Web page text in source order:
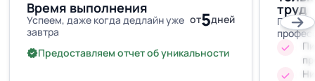
Время выполнения
Успеем, даже когда дедлайн уже
завтра
от5дней
Предоставляем отчет об уникальности
труд